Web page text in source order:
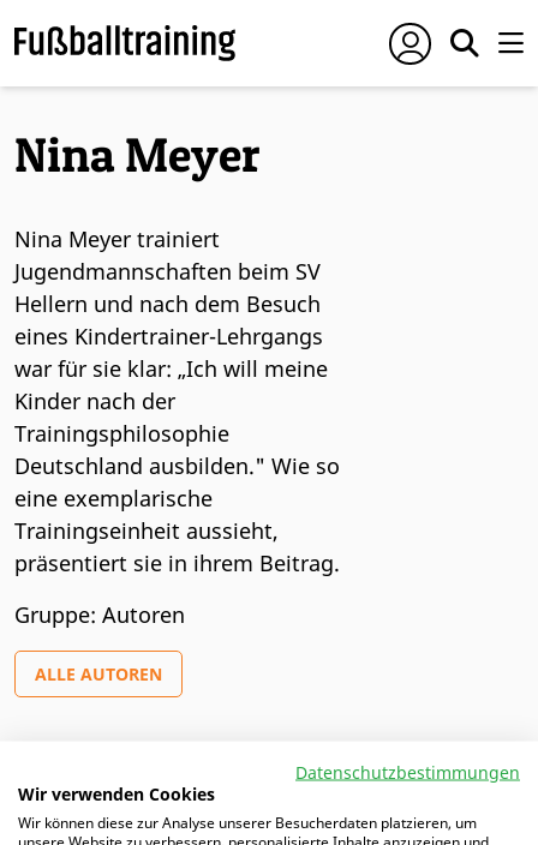
Nina Meyer
Nina Meyer trainiert
Jugendmannschaften beim SV
Hellern und nach dem Besuch
eines Kindertrainer-Lehrgangs
war für sie klar: „Ich will meine
Kinder nach der
Trainingsphilosophie
Deutschland ausbilden." Wie so
eine exemplarische
Trainingseinheit aussieht,
präsentiert sie in ihrem Beitrag.
Gruppe: Autoren
ALLE AUTOREN
Artikel von Nina
Datenschutzbestimmungen
Wir verwenden Cookies
Wir können diese zur Analyse unserer Besucherdaten platzieren, um
unsere Website zu verbessern, personalisierte Inhalte anzuzeigen und